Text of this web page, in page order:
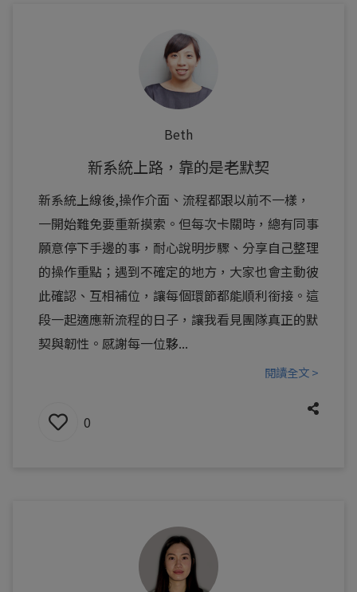
Beth
新系統上路，靠的是老默契
新系統上線後,操作介面、流程都跟以前不一樣，
一開始難免要重新摸索。但每次卡關時，總有同事
願意停下手邊的事，耐心說明步驟、分享自己整理
的操作重點；遇到不確定的地方，大家也會主動彼
此確認、互相補位，讓每個環節都能順利銜接。這
段一起適應新流程的日子，讓我看見團隊真正的默
契與韌性。感謝每一位夥...
閱讀全文 >
0